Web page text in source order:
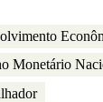
Monetário